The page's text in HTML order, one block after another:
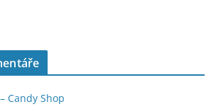
Candy Shop